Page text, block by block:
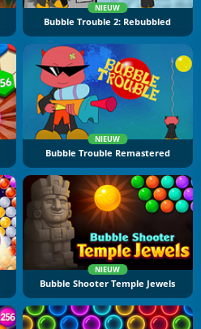
NIEUW
Bubble Trouble 2: Rebubbled
NIEUW
Bubble Trouble Remastered
NIEUW
Bubble Shooter Temple Jewels